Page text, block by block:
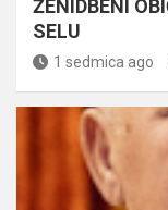
ŽENIDBENI
SELU
1 sedmica ago